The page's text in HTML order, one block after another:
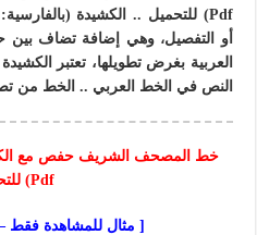
Pdf) للتحميل .. الكشيدة (بالفارسية:
أو التفصيل، وهي إضافة تضاف بين
العربية بغرض تطويلها، تعتبر
النص في الخط العربي .. الخط من
Pdf) للتحميل
[ مثال للمشاهدة فقط